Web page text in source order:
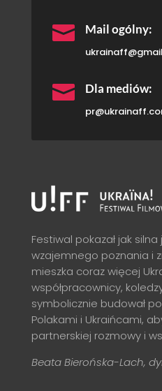
 Mail ogólny:
 Dla mediów:
Festiwal pokazał jak
wzajemnego poznania i
mieszka coraz więcej
współpracownicy,
symbolicznie budował
Polakami i Ukraińcami,
partnerskiej rozmowy i
Beata Bierońska-Lach,